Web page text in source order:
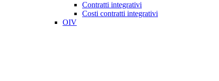
Contratti integrativi
Costi contratti integrativi
OIV